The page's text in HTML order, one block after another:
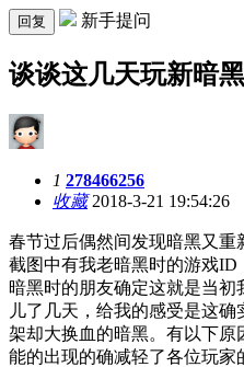
回复 新手提问
谈谈这几天玩新暗
1 278466256
收藏2018-3-21 19:54:26
春节过后偶然间发现暗黑又
截图中有我老暗黑时的游戏
暗黑时的朋友确定这就是当
儿了几天，给我的感受是这
架却大换血的暗黑。有以下
能的出现的确减轻了各位玩